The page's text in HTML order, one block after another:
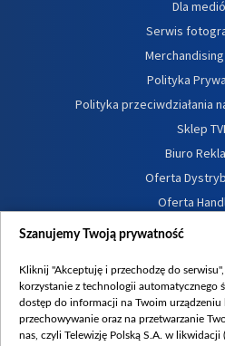
Dla
Serwis
Polityka
Polityka przeciwdziałania
Sklep
Biuro
Oferta
Oferta
Procedura zgłoszeń
Szanujemy Twoją prywatność
Kliknij "Akceptuję i przechodzę do
korzystanie z technologii automatycznego
dostęp do informacji na Twoim
przechowywanie oraz na przetwarzanie
nas, czyli Telewizję Polską S.A. w likwidacji